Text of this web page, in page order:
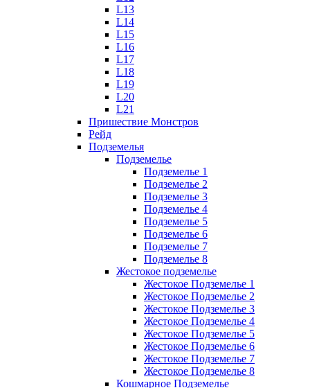
L13
L14
L15
L16
L17
L18
L19
L20
L21
Пришествие Монстров
Рейд
Подземелья
Подземелье
Подземелье 1
Подземелье 2
Подземелье 3
Подземелье 4
Подземелье 5
Подземелье 6
Подземелье 7
Подземелье 8
Жестокое подземелье
Жестокое Подземелье 1
Жестокое Подземелье 2
Жестокое Подземелье 3
Жестокое Подземелье 4
Жестокое Подземелье 5
Жестокое Подземелье 6
Жестокое Подземелье 7
Жестокое Подземелье 8
Кошмарное Подземелье